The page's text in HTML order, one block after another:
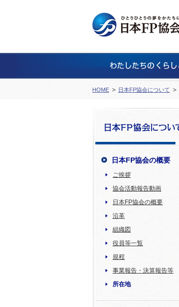
HOME 日本FP協会について
日本FP協会の概要
ご挨拶
協会活動報告動画
日本FP協会の概要
沿革
組織図
役員等一覧
規程
事業報告・決算報告等
所在地